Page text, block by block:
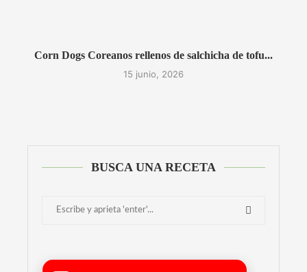
Corn Dogs Coreanos rellenos de salchicha de tofu...
15 junio, 2026
BUSCA UNA RECETA